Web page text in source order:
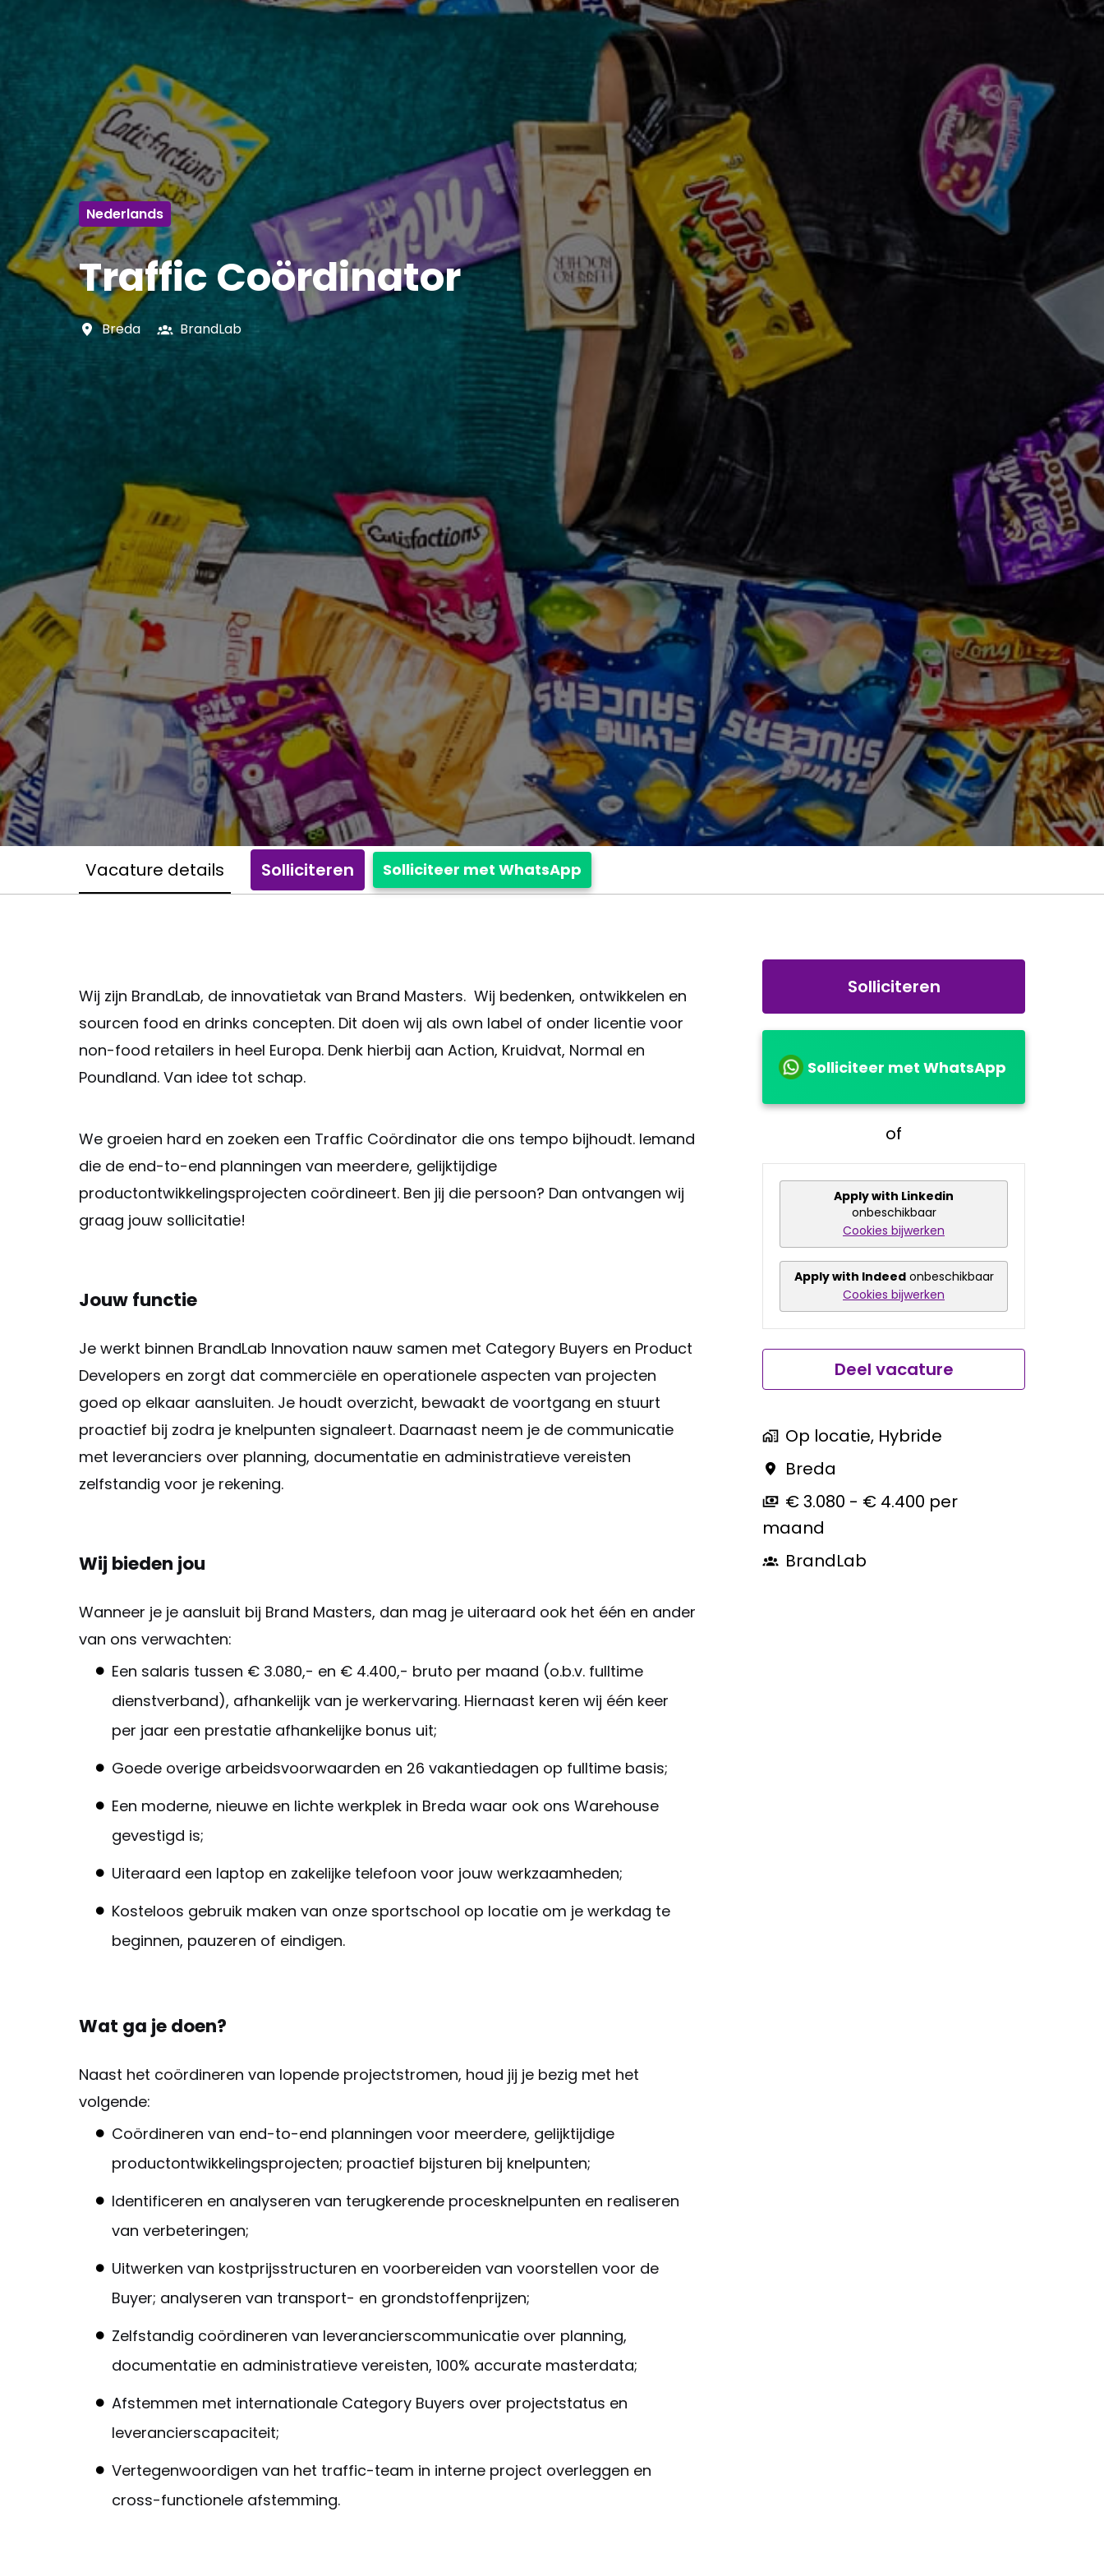
Nederlands
Traffic Coördinator
Breda BrandLab
Vacature details Solliciteren Solliciteer met WhatsApp
Wij zijn BrandLab, de innovatietak van Brand Masters. Wij bedenken, ontwikkelen en
sourcen food en drinks concepten. Dit doen wij als own label of onder licentie voor
non-food retailers in heel Europa. Denk hierbij aan Action, Kruidvat, Normal en
Poundland. Van idee tot schap.
We groeien hard en zoeken een Traffic Coördinator die ons tempo bijhoudt. Iemand
die de end-to-end planningen van meerdere, gelijktijdige
productontwikkelingsprojecten coördineert. Ben jij die persoon? Dan ontvangen wij
graag jouw sollicitatie!
Jouw functie
Je werkt binnen BrandLab Innovation nauw samen met Category Buyers en Product
Developers en zorgt dat commerciële en operationele aspecten van projecten
goed op elkaar aansluiten. Je houdt overzicht, bewaakt de voortgang en stuurt
proactief bij zodra je knelpunten signaleert. Daarnaast neem je de communicatie
met leveranciers over planning, documentatie en administratieve vereisten
zelfstandig voor je rekening.
Wij bieden jou
Wanneer je je aansluit bij Brand Masters, dan mag je uiteraard ook het één en ander
van ons verwachten:
Een salaris tussen € 3.080,- en € 4.400,- bruto per maand (o.b.v. fulltime
dienstverband), afhankelijk van je werkervaring. Hiernaast keren wij één keer
per jaar een prestatie afhankelijke bonus uit;
Goede overige arbeidsvoorwaarden en 26 vakantiedagen op fulltime basis;
Een moderne, nieuwe en lichte werkplek in Breda waar ook ons Warehouse
gevestigd is;
Uiteraard een laptop en zakelijke telefoon voor jouw werkzaamheden;
Kosteloos gebruik maken van onze sportschool op locatie om je werkdag te
beginnen, pauzeren of eindigen.
Wat ga je doen?
Naast het coördineren van lopende projectstromen, houd jij je bezig met het
volgende:
Coördineren van end-to-end planningen voor meerdere, gelijktijdige
productontwikkelingsprojecten; proactief bijsturen bij knelpunten;
Identificeren en analyseren van terugkerende procesknelpunten en realiseren
van verbeteringen;
Uitwerken van kostprijsstructuren en voorbereiden van voorstellen voor de
Buyer; analyseren van transport- en grondstoffenprijzen;
Zelfstandig coördineren van leverancierscommunicatie over planning,
documentatie en administratieve vereisten, 100% accurate masterdata;
Afstemmen met internationale Category Buyers over projectstatus en
leverancierscapaciteit;
Vertegenwoordigen van het traffic-team in interne project overleggen en
cross-functionele afstemming.
Solliciteren
Solliciteer met WhatsApp
of
Apply with Linkedin
onbeschikbaar
Cookies bijwerken
Apply with Indeed onbeschikbaar
Cookies bijwerken
Deel vacature
Op locatie, Hybride
Breda
€ 3.080 - € 4.400 per
maand
BrandLab